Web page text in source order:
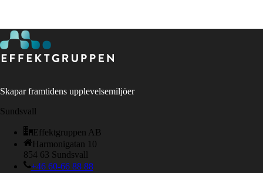
Skapar framtidens upplevelsemiljöer
Sundsvall
Effektgruppen AB
Harmonigatan 10
854 63 Sundsvall
+46 60-66 88 88